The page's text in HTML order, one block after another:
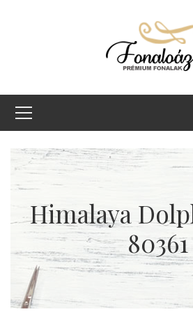
Himalaya
80361